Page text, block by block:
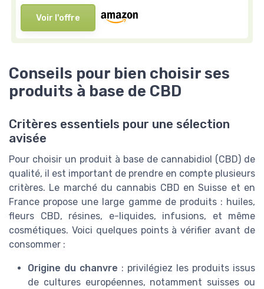
Voir l'offre
Conseils pour bien choisir ses
produits à base de CBD
Critères essentiels pour une sélection
avisée
Pour choisir un produit à base de cannabidiol (CBD) de
qualité, il est important de prendre en compte plusieurs
critères. Le marché du cannabis CBD en Suisse et en
France propose une large gamme de produits : huiles,
fleurs CBD, résines, e-liquides, infusions, et même
cosmétiques. Voici quelques points à vérifier avant de
consommer :
Origine du chanvre : privilégiez les produits issus
de cultures européennes, notamment suisses ou